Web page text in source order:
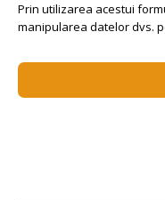
Prin utilizarea acestui
manipularea datelor dvs.